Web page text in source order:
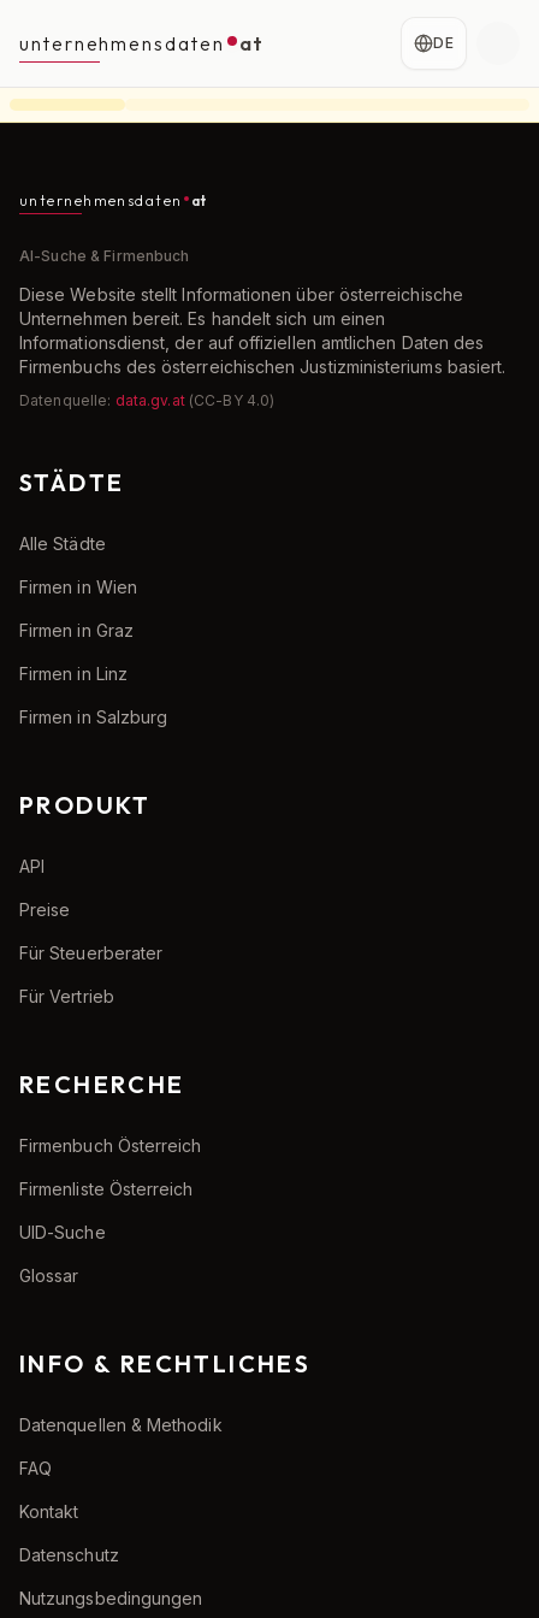
unternehmensdaten at DE
unternehmensdaten at
AI-Suche & Firmenbuch
Diese Website stellt Informationen über österreichische
Unternehmen bereit. Es handelt sich um einen
Informationsdienst, der auf offiziellen amtlichen Daten des
Firmenbuchs des österreichischen Justizministeriums basiert.
Datenquelle: data.gv.at (CC-BY 4.0)
STÄDTE
Alle Städte
Firmen in Wien
Firmen in Graz
Firmen in Linz
Firmen in Salzburg
PRODUKT
API
Preise
Für Steuerberater
Für Vertrieb
RECHERCHE
Firmenbuch Österreich
Firmenliste Österreich
UID-Suche
Glossar
INFO & RECHTLICHES
Datenquellen & Methodik
FAQ
Kontakt
Datenschutz
Nutzungsbedingungen